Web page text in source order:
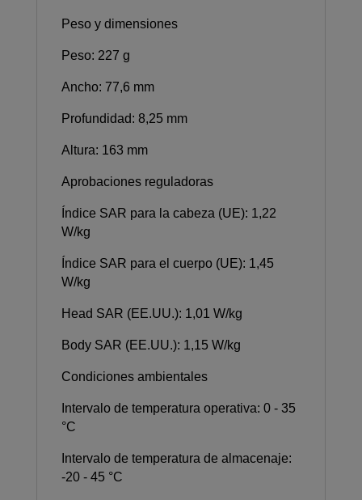
Peso y dimensiones
Peso: 227 g
Ancho: 77,6 mm
Profundidad: 8,25 mm
Altura: 163 mm
Aprobaciones reguladoras
Índice SAR para la cabeza (UE): 1,22
W/kg
Índice SAR para el cuerpo (UE): 1,45
W/kg
Head SAR (EE.UU.): 1,01 W/kg
Body SAR (EE.UU.): 1,15 W/kg
Condiciones ambientales
Intervalo de temperatura operativa: 0 - 35
°C
Intervalo de temperatura de almacenaje:
-20 - 45 °C